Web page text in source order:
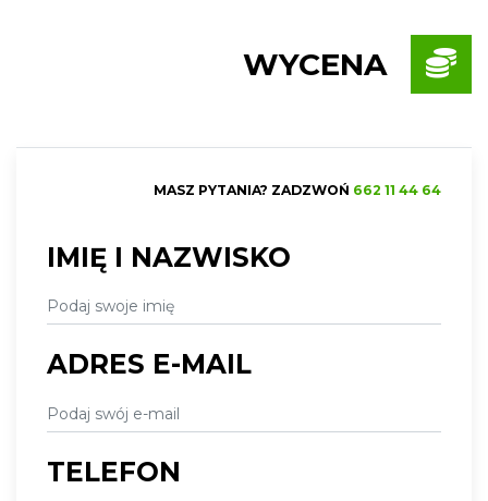
WYCENA
MASZ PYTANIA? ZADZWOŃ 662 11 44 64
IMIĘ I NAZWISKO
ADRES E-MAIL
TELEFON